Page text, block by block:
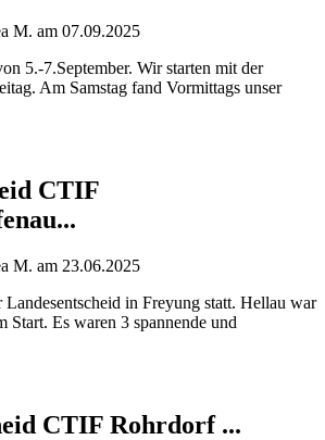
M. am 07.09.2025
5.-7.September. Wir starten mit der
Am Samstag fand Vormittags unser
CTIF
M. am 23.06.2025
in Freyung statt. Hellau war
Start. Es waren 3 spannende und
CTIF Rohrdorf ...